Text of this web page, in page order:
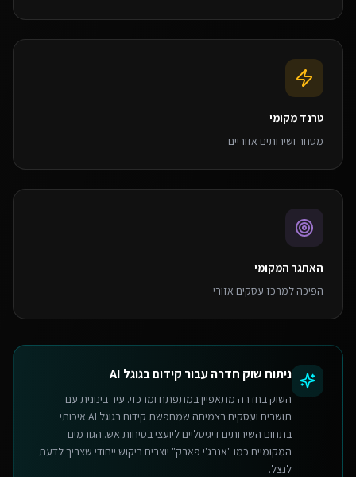
טרנד מקומי
מסחר ושירותים אזוריים
האתגר המקומי
הפיכה למרכז עסקים אזורי
ניתוח שוק חדרהעבור קידום בגוגל AI
השוק בחדרה מתאפיין במתפתח ומרכזי. עיר בינונית עם
תושבים ועסקים בצמיחה שמחפשת קידום בגוגל AI איכותי
בתחום השירותים דיגיטליים ליועצי בטיחות אש. הגורמים
המקומיים כמו "אנרג'י פארק" יוצרים ביקוש ייחודי שצריך לדעת
לנצל.